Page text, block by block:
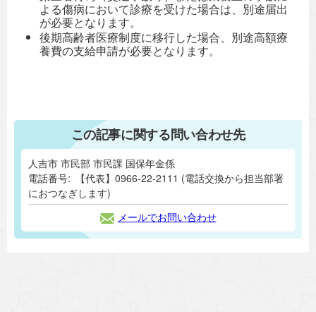
よる傷病において診療を受けた場合は、別途届出
が必要となります。
後期高齢者医療制度に移行した場合、別途高額療
養費の支給申請が必要となります。
この記事に関する問い合わせ先
人吉市 市民部 市民課 国保年金係
電話番号:
【代表】0966-22-2111 (電話交換から担当部署
におつなぎします)
メールでお問い合わせ